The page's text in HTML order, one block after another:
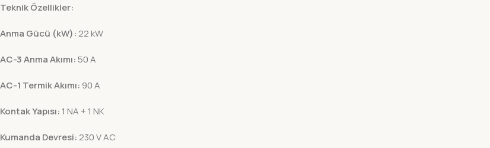
Teknik Özellikler:
Anma Gücü (kW): 22 kW
AC-3 Anma Akımı:50 A
AC-1 Termik Akımı: 90 A
Kontak Yapısı: 1 NA + 1 NK
Kumanda Devresi: 230 V AC